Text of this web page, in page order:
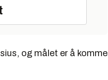
og målet er å komme